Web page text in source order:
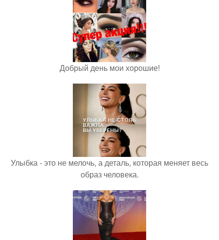
Добрый день мои хорошие!
Улыбка - это не мелочь, а деталь, которая меняет весь
образ человека.